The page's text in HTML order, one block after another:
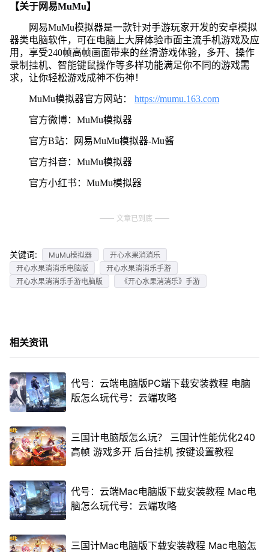
【关于网易MuMu】
网易MuMu模拟器是一款针对手游玩家开发的安卓模拟
器类电脑软件，可在电脑上大屏体验市面主流手机游戏及应
用，享受240帧高帧画面带来的丝滑游戏体验，多开、操作
录制挂机、智能键鼠操作等多样功能满足你不同的游戏需
求，让你轻松游戏成神不伤神！
MuMu模拟器官方网站： https://mumu.163.com
官方微博：MuMu模拟器
官方B站：网易MuMu模拟器-Mu酱
官方抖音：MuMu模拟器
官方小红书：MuMu模拟器
文章已到底
关键词: MuMu模拟器
开心水果消消乐
开心水果消消乐电脑版
开心水果消消乐手游
开心水果消消乐手游电脑版
《开心水果消消乐》手游
相关资讯
代号：云端电脑版PC端下载安装教程 电脑
版怎么玩代号：云端攻略
三国计电脑版怎么玩？ 三国计性能优化240
高帧 游戏多开 后台挂机 按键设置教程
代号：云端Mac电脑版下载安装教程 Mac电
脑怎么玩代号：云端攻略
三国计Mac电脑版下载安装教程 Mac电脑怎